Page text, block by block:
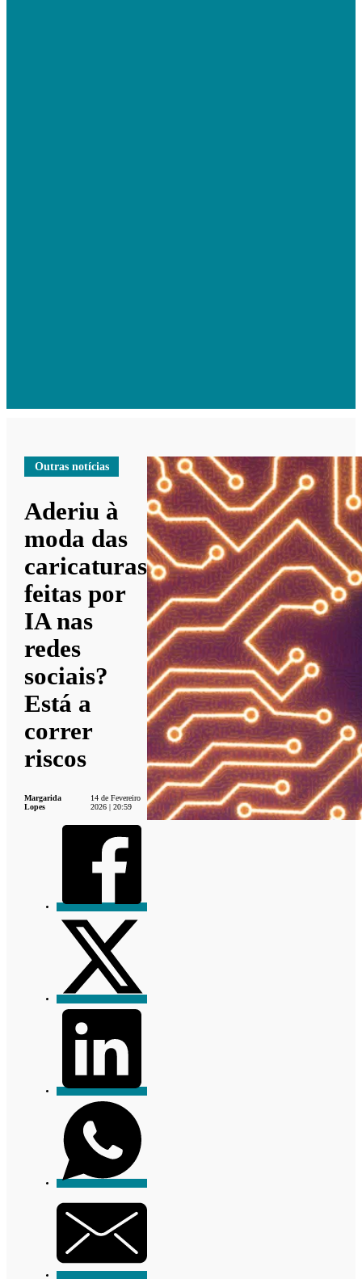
Outras notícias
Aderiu à
moda das
caricaturas
feitas por
IA nas
redes
sociais?
Está a
correr
riscos
Margarida
Lopes
14 de Fevereiro
2026 | 20:59